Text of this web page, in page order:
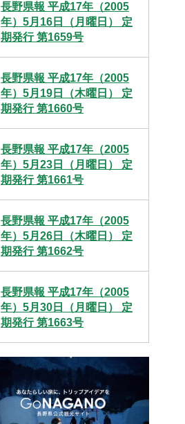
長野県報 平成17年（2005
年）5月16日（月曜日） 定
期発行 第1659号
長野県報 平成17年（2005
年）5月19日（木曜日） 定
期発行 第1660号
長野県報 平成17年（2005
年）5月23日（月曜日） 定
期発行 第1661号
長野県報 平成17年（2005
年）5月26日（木曜日） 定
期発行 第1662号
長野県報 平成17年（2005
年）5月30日（月曜日） 定
期発行 第1663号